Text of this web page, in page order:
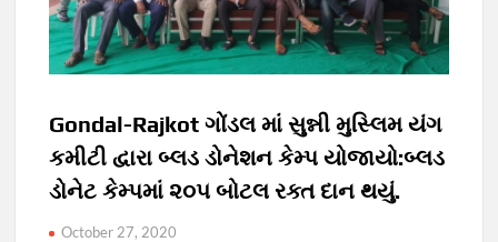
Gondal-Rajkot ગોંડલ માં સુન્ની મુસ્લિમ યંગ
કમીટી દ્વારા બ્લડ ડોનેશન કેમ્પ યોજાયો:બ્લડ
ડોનેટ કેમ્પમાં ૨૦૫ બોટલ રક્ત દાન થયું.
October 27, 2020